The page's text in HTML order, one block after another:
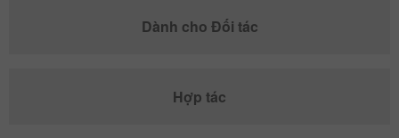
Dành cho Đối tác
Hợp tác